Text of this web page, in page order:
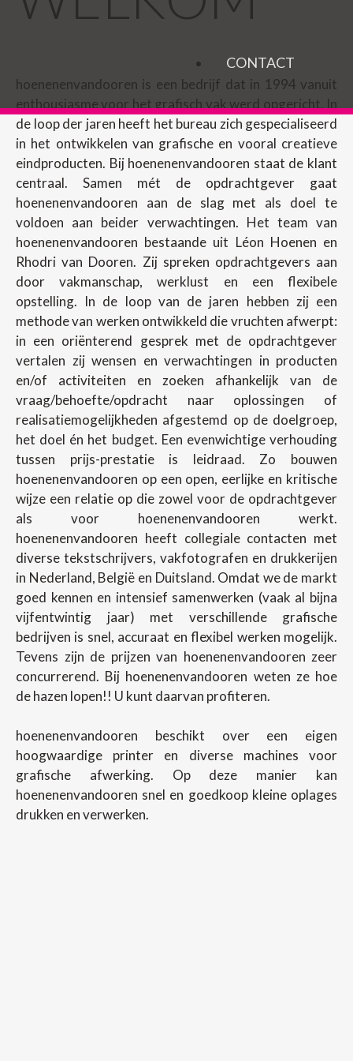
CONTACT
hoenenenvandooren is een bedrijf dat in 1994 vanuit
enthousiasme voor het grafisch vak werd opgericht. In
de loop der jaren heeft het bureau zich gespecialiseerd
in het ontwikkelen van grafische en vooral creatieve
eindproducten. Bij hoenenenvandooren staat de klant
centraal. Samen mét de opdrachtgever gaat
hoenenenvandooren aan de slag met als doel te
voldoen aan beider verwachtingen. Het team van
hoenenenvandooren bestaande uit Léon Hoenen en
Rhodri van Dooren. Zij spreken opdrachtgevers aan
door vakmanschap, werklust en een flexibele
opstelling. In de loop van de jaren hebben zij een
methode van werken ontwikkeld die vruchten afwerpt:
in een oriënterend gesprek met de opdrachtgever
vertalen zij wensen en verwachtingen in producten
en/of activiteiten en zoeken afhankelijk van de
vraag/behoefte/opdracht naar oplossingen of
realisatiemogelijkheden afgestemd op de doelgroep,
het doel én het budget. Een evenwichtige verhouding
tussen prijs-prestatie is leidraad. Zo bouwen
hoenenenvandooren op een open, eerlijke en kritische
wijze een relatie op die zowel voor de opdrachtgever
als voor hoenenenvandooren werkt.
hoenenenvandooren heeft collegiale contacten met
diverse tekstschrijvers, vakfotografen en drukkerijen
in Nederland, België en Duitsland. Omdat we de markt
goed kennen en intensief samenwerken (vaak al bijna
vijfentwintig jaar) met verschillende grafische
bedrijven is snel, accuraat en flexibel werken mogelijk.
Tevens zijn de prijzen van hoenenenvandooren zeer
concurrerend. Bij hoenenenvandooren weten ze hoe
de hazen lopen!! U kunt daarvan profiteren.
hoenenenvandooren beschikt over een eigen
hoogwaardige printer en diverse machines voor
grafische afwerking. Op deze manier kan
hoenenenvandooren snel en goedkoop kleine oplages
drukken en verwerken.